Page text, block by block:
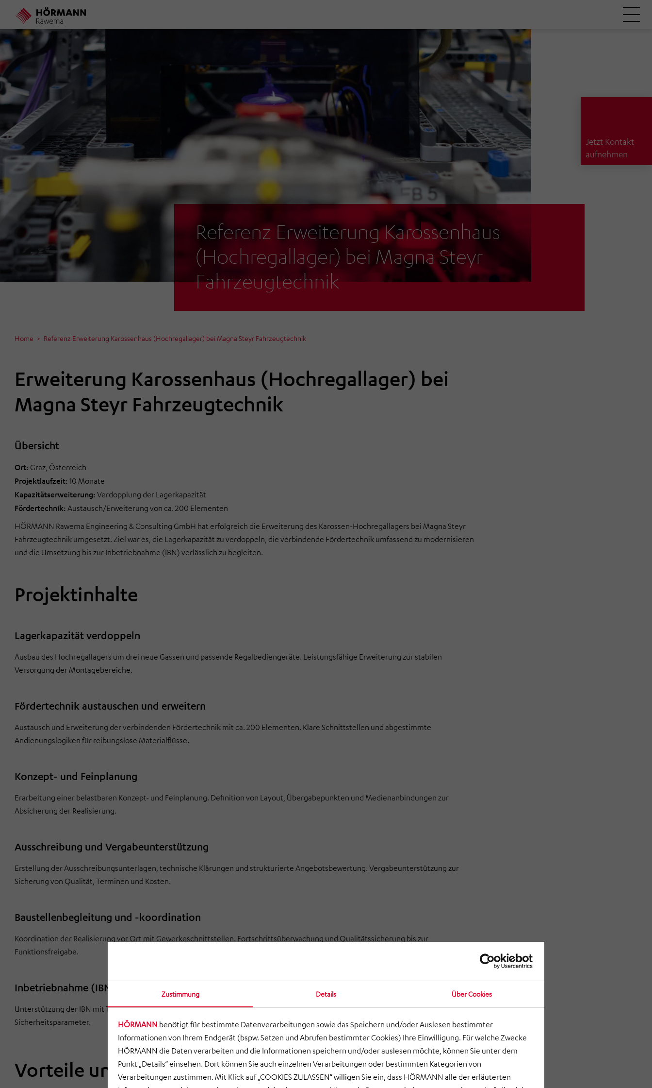
Zustimmung Details Über Cookies
HÖRMANN benötigt für bestimmte Datenverarbeitungen sowie das Speichern und/oder Auslesen bestimmter
Informationen von Ihrem Endgerät (bspw. Setzen und Abrufen bestimmter Cookies) Ihre Einwilligung. Für welche Zwecke
HÖRMANN die Daten verarbeiten und die Informationen speichern und/oder auslesen möchte, können Sie unter dem
Punkt „Details“ einsehen. Dort können Sie auch einzelnen Verarbeitungen oder bestimmten Kategorien von
Verarbeitungen zustimmen. Mit Klick auf „COOKIES ZULASSEN“ willigen Sie ein, dass HÖRMANN alle der erläuterten
Inhalt
Jetzt Kontakt
aufnehmen
Referenz Erweiterung Karossenhaus
(Hochregallager) bei Magna Steyr
Fahrzeugtechnik
Home Referenz Erweiterung Karossenhaus (Hochregallager) bei Magna Steyr Fahrzeugtechnik
Erweiterung Karossenhaus (Hochregallager) bei
Magna Steyr Fahrzeugtechnik
Übersicht
Ort: Graz, Österreich
Projektlaufzeit: 10 Monate
Kapazitätserweiterung: Verdopplung der Lagerkapazität
Fördertechnik: Austausch/Erweiterung von ca. 200 Elementen
HÖRMANN Rawema Engineering & Consulting GmbH hat erfolgreich die Erweiterung des Karossen-Hochregallagers bei Magna Steyr
Fahrzeugtechnik umgesetzt. Ziel war es, die Lagerkapazität zu verdoppeln, die verbindende Fördertechnik umfassend zu modernisieren
und die Umsetzung bis zur Inbetriebnahme (IBN) verlässlich zu begleiten.
Projektinhalte
Lagerkapazität verdoppeln
Ausbau des Hochregallagers um drei neue Gassen und passende Regalbediengeräte. Leistungsfähige Erweiterung zur stabilen
Versorgung der Montagebereiche.
Fördertechnik austauschen und erweitern
Austausch und Erweiterung der verbindenden Fördertechnik mit ca. 200 Elementen. Klare Schnittstellen und abgestimmte
Andienungslogiken für reibungslose Materialflüsse.
Konzept- und Feinplanung
Erarbeitung einer belastbaren Konzept- und Feinplanung. Definition von Layout, Übergabepunkten und Medienanbindungen zur
Absicherung der Realisierung.
Ausschreibung und Vergabeunterstützung
Erstellung der Ausschreibungsunterlagen, technische Klärungen und strukturierte Angebotsbewertung. Vergabeunterstützung zur
Sicherung von Qualität, Terminen und Kosten.
Baustellenbegleitung und -koordination
Koordination der Realisierung vor Ort mit Gewerkeschnittstellen. Fortschrittsüberwachung und Qualitätssicherung bis zur
Funktionsfreigabe.
Inbetriebnahme (IBN) und Abnahmevorbereitung
Unterstützung der IBN mit Testplänen und Dokumentation. Vorbereitung der Abnahme mit Nachweis der Leistungs- und
Sicherheitsparameter.
Vorteile unserer Lösung